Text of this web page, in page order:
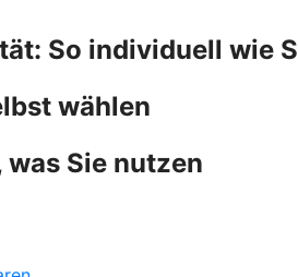
So individuell wie
wählen
Sie nutzen